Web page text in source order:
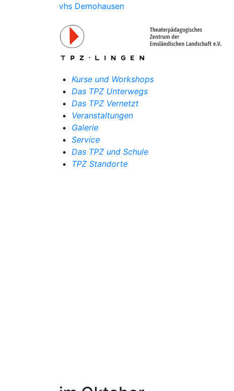
vhs Demohausen
Kurse und Workshops
Das TPZ Unterwegs
Das TPZ Vernetzt
Veranstaltungen
Galerie
Service
Das TPZ und Schule
TPZ Standorte